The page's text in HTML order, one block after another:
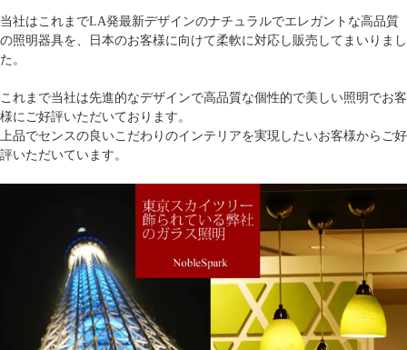
当社はこれまでLA発最新デザインのナチュラルでエレガントな高品質
の照明器具を、日本のお客様に向けて柔軟に対応し販売してまいりまし
た。
これまで当社は先進的なデザインで高品質な個性的で美しい照明でお客
様にご好評いただいております。
上品でセンスの良いこだわりのインテリアを実現したいお客様からご好
評いただいています。